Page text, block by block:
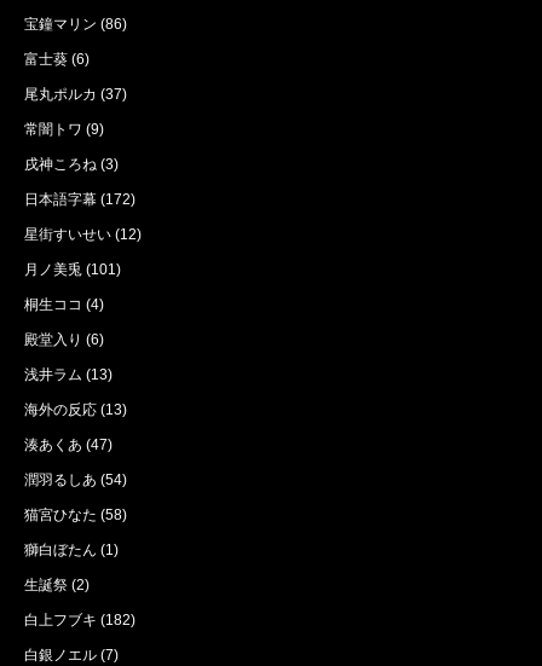
宝鐘マリン (86)
富士葵 (6)
尾丸ポルカ (37)
常闇トワ (9)
戌神ころね (3)
日本語字幕 (172)
星街すいせい (12)
月ノ美兎 (101)
桐生ココ (4)
殿堂入り (6)
浅井ラム (13)
海外の反応 (13)
湊あくあ (47)
潤羽るしあ (54)
猫宮ひなた (58)
獅白ぼたん (1)
生誕祭 (2)
白上フブキ (182)
白銀ノエル (7)